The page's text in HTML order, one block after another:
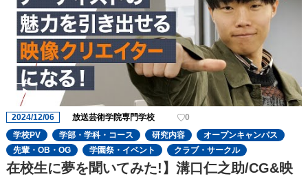
2024/12/06 放送芸術学院専門学校
0
学校PV
学部・学科・コース 研究内容
オープンキャンパス
先輩・OB・OG
学園祭・イベント クラブ・サークル
在校生に夢を聞いてみた!】溝口仁之助/CG&映